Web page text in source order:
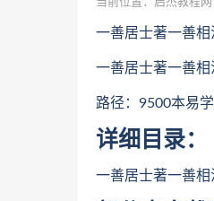
一善居士著一善
一善居士著一善
路径：9500本易
详细目录：
一善居士著一善相